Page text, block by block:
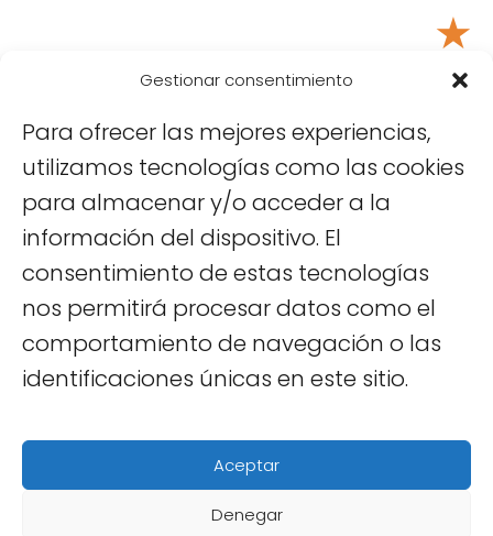
Gestionar consentimiento
Para ofrecer las mejores experiencias,
utilizamos tecnologías como las cookies
para almacenar y/o acceder a la
información del dispositivo. El
consentimiento de estas tecnologías
nos permitirá procesar datos como el
comportamiento de navegación o las
identificaciones únicas en este sitio.
Aceptar
Denegar
★
Tu puntuación:Útil
Viajar a Vietnam Hoi An Que ver en Hoi An por libre
de Privacidad|Aviso Legal|Contacto
Viajar a Vietnam